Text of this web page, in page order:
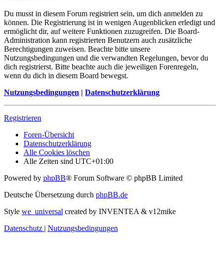
Du musst in diesem Forum registriert sein, um dich anmelden zu
können. Die Registrierung ist in wenigen Augenblicken erledigt und
ermöglicht dir, auf weitere Funktionen zuzugreifen. Die Board-
Administration kann registrierten Benutzern auch zusätzliche
Berechtigungen zuweisen. Beachte bitte unsere
Nutzungsbedingungen und die verwandten Regelungen, bevor du
dich registrierst. Bitte beachte auch die jeweiligen Forenregeln,
wenn du dich in diesem Board bewegst.
Nutzungsbedingungen | Datenschutzerklärung
Registrieren
Foren-Übersicht
Datenschutzerklärung
Alle Cookies löschen
Alle Zeiten sind UTC+01:00
Powered by phpBB® Forum Software © phpBB Limited
Deutsche Übersetzung durch phpBB.de
Style we_universal created by INVENTEA & v12mike
Datenschutz | Nutzungsbedingungen